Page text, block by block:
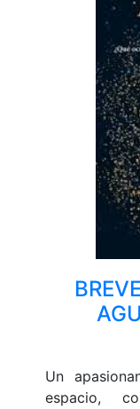
Un
espacio,